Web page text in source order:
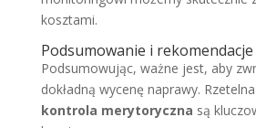
kosztami.
Podsumowanie i rekomendacje
Podsumowując, ważne jest, aby
dokładną wycenę naprawy.
kontrola merytoryczna są